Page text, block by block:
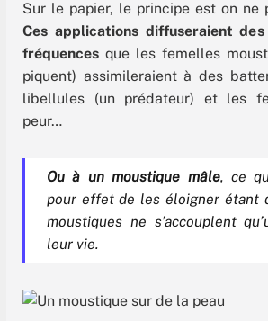
Sur le papier, le principe est on ne
Ces applications diffuseraient
fréquences que les femelles
piquent) assimileraient à des
libellules (un prédateur) et les
peur…
Ou à un moustique mâle, ce
pour effet de les éloigner étant
moustiques ne s’accouplent
leur vie.